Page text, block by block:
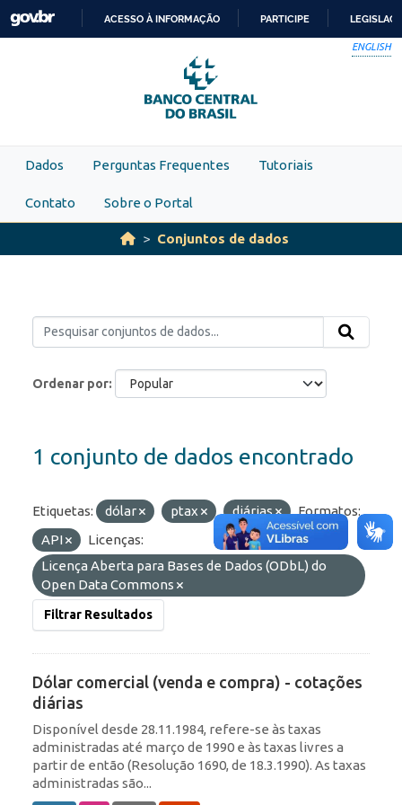
Skip to main content
PARA
O
CONTEÚDO
ACESSO À INFORMAÇÃO PARTICIPE
ENGLISH
Dados Perguntas Frequentes Tutoriais
Contato Sobre o Portal
Conjuntos de dados
Ordenar por
1 conjunto de dados encontrado
Etiquetas: dólar ptax diárias
Formatos:
API
Licenças:
Licença Aberta para Bases de Dados (ODbL) do
Open Data Commons
Filtrar Resultados
Dólar comercial (venda e compra) - cotações
diárias
Disponível desde 28.11.1984, refere-se às taxas
administradas até março de 1990 e às taxas livres a
partir de então (Resolução 1690, de 18.3.1990). As taxas
administradas são...